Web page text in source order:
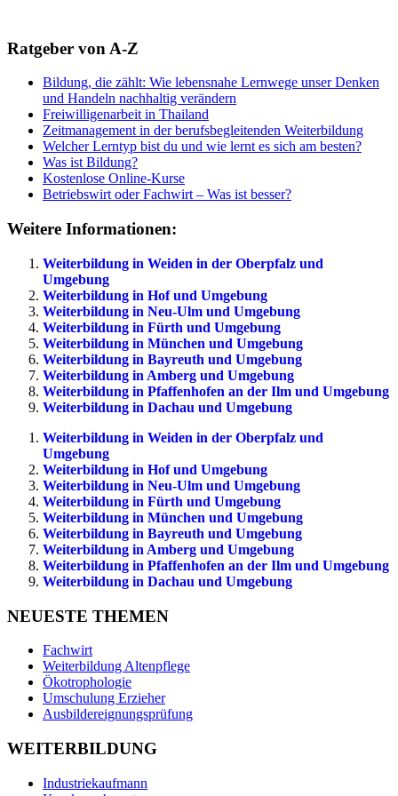
Ratgeber von A-Z
Bildung, die zählt: Wie lebensnahe Lernwege unser Denken
und Handeln nachhaltig verändern
Freiwilligenarbeit in Thailand
Zeitmanagement in der berufsbegleitenden Weiterbildung
Welcher Lerntyp bist du und wie lernt es sich am besten?
Was ist Bildung?
Kostenlose Online-Kurse
Betriebswirt oder Fachwirt – Was ist besser?
Weitere Informationen:
Weiterbildung in Weiden in der Oberpfalz und
Umgebung
Weiterbildung in Hof und Umgebung
Weiterbildung in Neu-Ulm und Umgebung
Weiterbildung in Fürth und Umgebung
Weiterbildung in München und Umgebung
Weiterbildung in Bayreuth und Umgebung
Weiterbildung in Amberg und Umgebung
Weiterbildung in Pfaffenhofen an der Ilm und Umgebung
Weiterbildung in Dachau und Umgebung
Weiterbildung in Weiden in der Oberpfalz und
Umgebung
Weiterbildung in Hof und Umgebung
Weiterbildung in Neu-Ulm und Umgebung
Weiterbildung in Fürth und Umgebung
Weiterbildung in München und Umgebung
Weiterbildung in Bayreuth und Umgebung
Weiterbildung in Amberg und Umgebung
Weiterbildung in Pfaffenhofen an der Ilm und Umgebung
Weiterbildung in Dachau und Umgebung
NEUESTE THEMEN
Fachwirt
Weiterbildung Altenpflege
Ökotrophologie
Umschulung Erzieher
Ausbildereignungsprüfung
WEITERBILDUNG
Industriekaufmann